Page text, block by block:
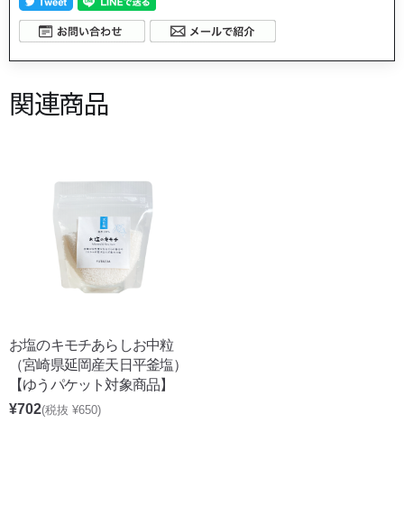
関連商品
お塩のキモチあらしお中粒
（宮崎県延岡産天日平釜塩）
【ゆうパケット対象商品】
¥702(税抜 ¥650)